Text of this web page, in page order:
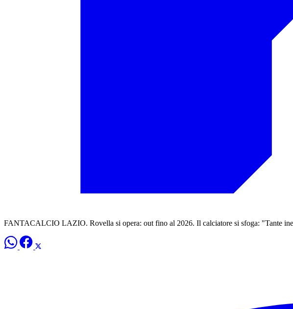
FANTACALCIO LAZIO. Rovella si opera: out fino al 2026. Il calciatore si sfoga: "Tante